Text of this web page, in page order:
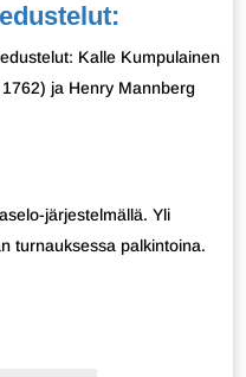
Kalle Kumpulainen
ja Henry Mannberg
järjestelmällä. Yli
turnauksessa palkintoina.